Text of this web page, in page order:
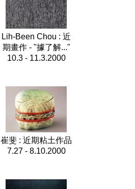
Lih-Been Chou : 近
期畫作 - "據了解..."
10.3 - 11.3.2000
崔斐 : 近期粘土作品
7.27 - 8.10.2000